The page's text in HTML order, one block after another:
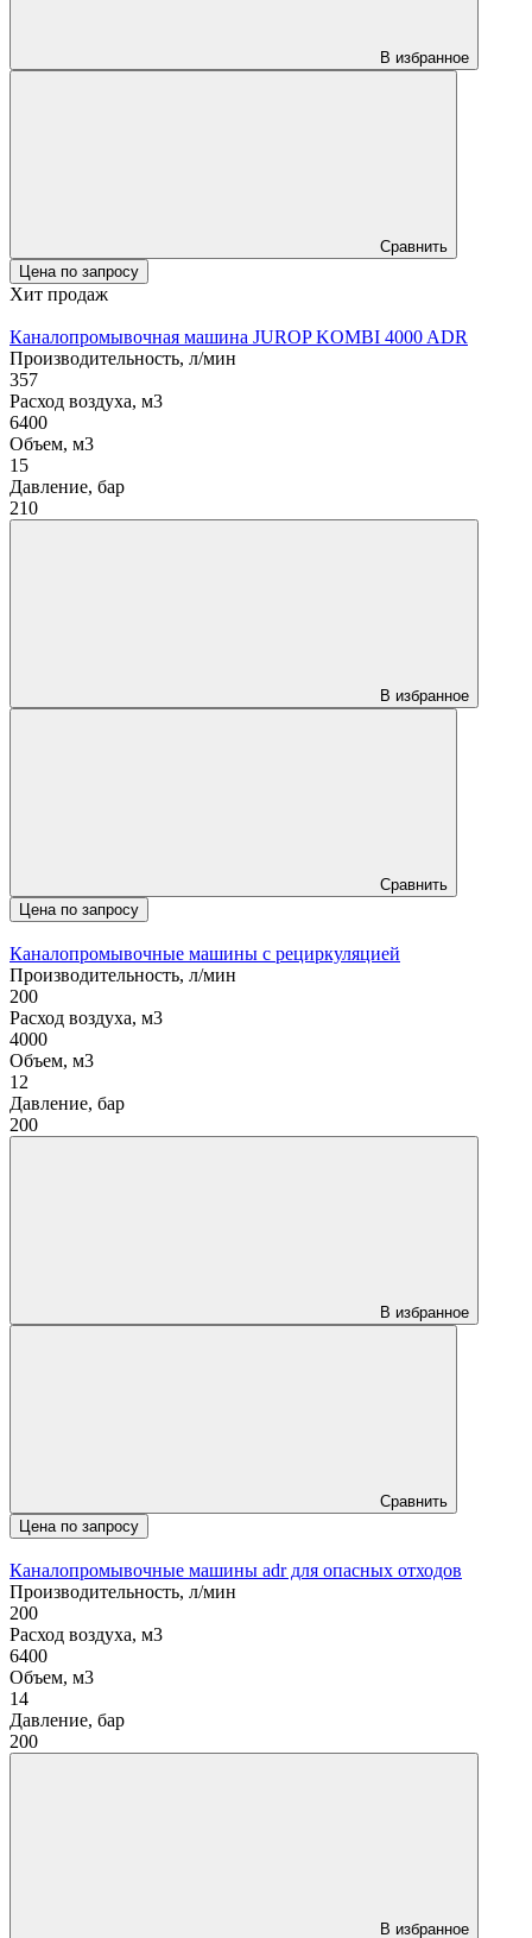
В избранное
Сравнить
Цена по запросу
Хит продаж
Каналопромывочная машина JUROP KOMBI 4000 ADR
Производительность, л/мин
357
Расход воздуха, м3
6400
Объем, м3
15
Давление, бар
210
В избранное
Сравнить
Цена по запросу
Каналопромывочные машины с рециркуляцией
Производительность, л/мин
200
Расход воздуха, м3
4000
Объем, м3
12
Давление, бар
200
В избранное
Сравнить
Цена по запросу
Каналопромывочные машины adr для опасных отходов
Производительность, л/мин
200
Расход воздуха, м3
6400
Объем, м3
14
Давление, бар
200
В избранное